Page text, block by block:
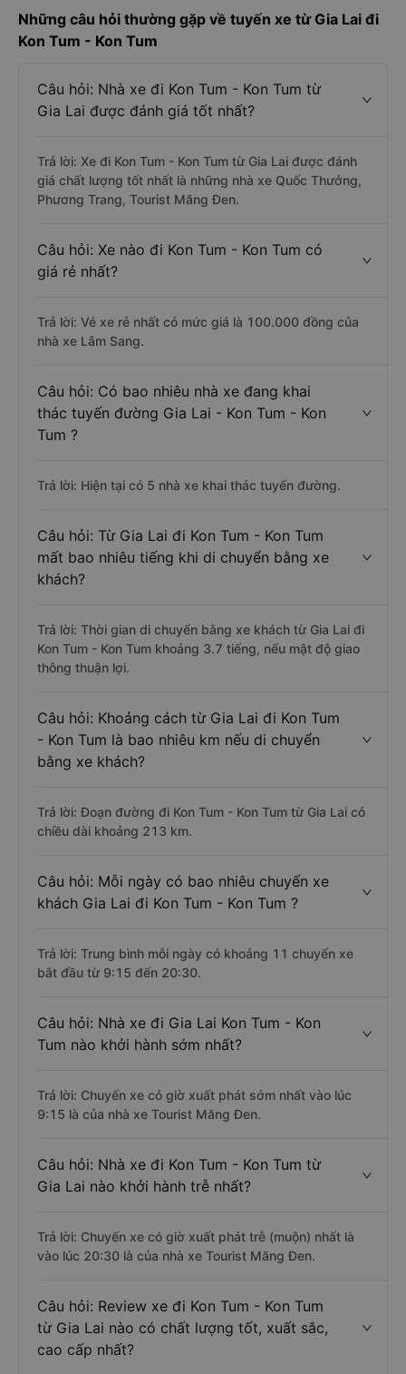
Những câu hỏi thường gặp về tuyến xe từ Gia Lai đi
Kon Tum - Kon Tum
Câu hỏi: Nhà xe đi Kon Tum - Kon Tum từ
Gia Lai được đánh giá tốt nhất?
Trả lời: Xe đi Kon Tum - Kon Tum từ Gia Lai được đánh
giá chất lượng tốt nhất là những nhà xe Quốc Thưởng,
Phương Trang, Tourist Măng Đen.
Câu hỏi: Xe nào đi Kon Tum - Kon Tum có
giá rẻ nhất?
Trả lời: Vé xe rẻ nhất có mức giá là 100.000 đồng của
nhà xe Lâm Sang.
Câu hỏi: Có bao nhiêu nhà xe đang khai
thác tuyến đường Gia Lai - Kon Tum - Kon
Tum ?
Trả lời: Hiện tại có 5 nhà xe khai thác tuyến đường.
Câu hỏi: Từ Gia Lai đi Kon Tum - Kon Tum
mất bao nhiêu tiếng khi di chuyển bằng xe
khách?
Trả lời: Thời gian di chuyển bằng xe khách từ Gia Lai đi
Kon Tum - Kon Tum khoảng 3.7 tiếng, nếu mật độ giao
thông thuận lợi.
Câu hỏi: Khoảng cách từ Gia Lai đi Kon Tum
- Kon Tum là bao nhiêu km nếu di chuyển
bằng xe khách?
Trả lời: Đoạn đường đi Kon Tum - Kon Tum từ Gia Lai có
chiều dài khoảng 213 km.
Câu hỏi: Mỗi ngày có bao nhiêu chuyến xe
khách Gia Lai đi Kon Tum - Kon Tum ?
Trả lời: Trung bình mỗi ngày có khoảng 11 chuyến xe
bắt đầu từ 9:15 đến 20:30.
Câu hỏi: Nhà xe đi Gia Lai Kon Tum - Kon
Tum nào khởi hành sớm nhất?
Trả lời: Chuyến xe có giờ xuất phát sớm nhất vào lúc
9:15 là của nhà xe Tourist Măng Đen.
Câu hỏi: Nhà xe đi Kon Tum - Kon Tum từ
Gia Lai nào khởi hành trễ nhất?
Trả lời: Chuyến xe có giờ xuất phát trễ (muộn) nhất là
vào lúc 20:30 là của nhà xe Tourist Măng Đen.
Câu hỏi: Review xe đi Kon Tum - Kon Tum
từ Gia Lai nào có chất lượng tốt, xuất sắc,
cao cấp nhất?